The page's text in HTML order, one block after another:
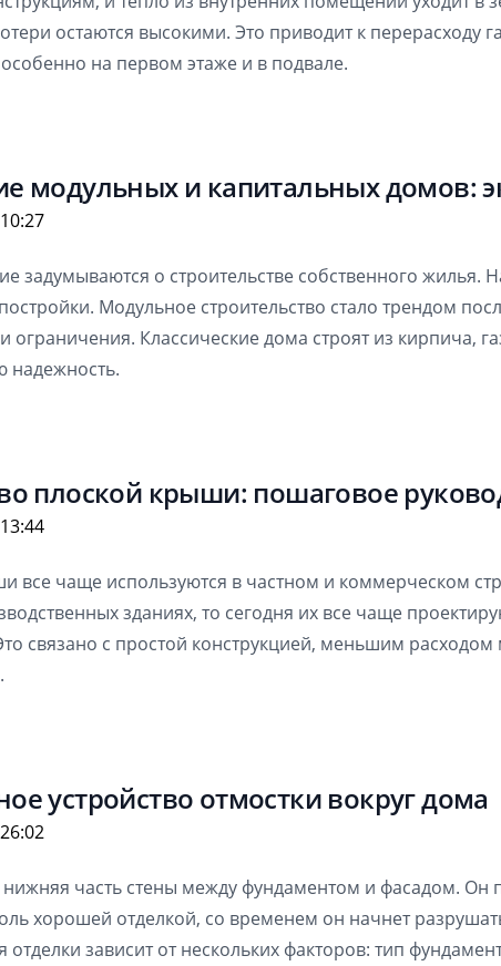
остаются высокими. Это приводит к
на первом этаже и в подвале.
модульных и капитальных домов:
задумываются о строительстве собственного
Модульное строительство стало трендом
ограничения. Классические дома строят из кирпича,
надежность.
плоской крыши: пошаговое
все чаще используются в частном и коммерческом
зданиях, то сегодня их все чаще
связано с простой конструкцией, меньшим
устройство отмостки вокруг дома
часть стены между фундаментом и фасадом. Он
хорошей отделкой, со временем он начнет
отделки зависит от нескольких факторов: тип